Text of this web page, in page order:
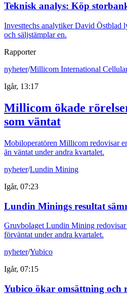
Teknisk analys: Köp
Investtechs analytiker David Östblad
och säljstämplar en.
Rapporter
nyheter/Millicom International
Igår, 13:17
Millicom ökade
som väntat
Mobiloperatören Millicom redovisar
än väntat under andra kvartalet.
nyheter/Lundin Mining
Igår, 07:23
Lundin Minings resultat
Gruvbolaget Lundin Mining
förväntat under andra kvartalet.
nyheter/Yubico
Igår, 07:15
Yubico ökar omsättning och